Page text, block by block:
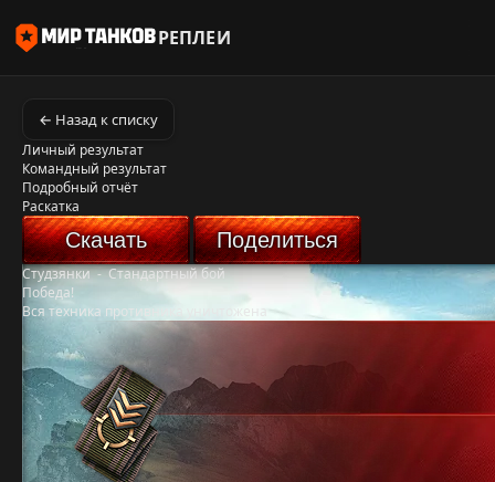
РЕПЛЕИ
← Назад к списку
Личный результат
Командный результат
Подробный отчёт
Раскатка
Скачать Поделиться
Студзянки-Стандартный бой
Победа!
Вся техника противника уничтожена